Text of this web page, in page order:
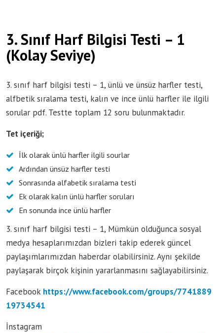
3. Sınıf Harf Bilgisi Testi – 1
(Kolay Seviye)
3. sınıf harf bilgisi testi – 1, ünlü ve ünsüz harfler testi,
alfbetik sıralama testi, kalın ve ince ünlü harfler ile ilgili
sorular pdf. Testte toplam 12 soru bulunmaktadır.
Tet içeriği;
İlk olarak ünlü harfler ilgili sourlar
Ardından ünsüz harfler testi
Sonrasında alfabetik sıralama testi
Ek olarak kalın ünlü harfler soruları
En sonunda ince ünlü harfler
3. sınıf harf bilgisi testi – 1, Mümkün olduğunca sosyal
medya hesaplarımızdan bizleri takip ederek güncel
paylaşımlarımızdan haberdar olabilirsiniz. Aynı şekilde
paylaşarak birçok kişinin yararlanmasını sağlayabilirsiniz.
Facebook https://www.facebook.com/groups/7741889
19734541
İnstagram